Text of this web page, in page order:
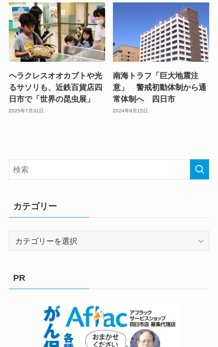
ヘラクレスオオカブトや光
るサソリも、近鉄百貨店四
日市で「世界の昆虫展」
2025年7月31日
南海トラフ「巨大地震注
意」 警戒初動体制から通
常体制へ 四日市
2024年8月15日
カテゴリー
PR